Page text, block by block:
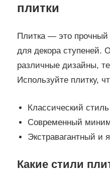
плитки
Плитка — это
для декора ступеней.
различные дизайны,
Используйте плитку,
Классический стиль
Современный
Экстравагантный и
Какие стили